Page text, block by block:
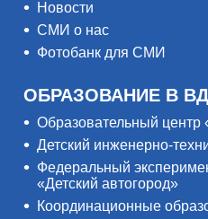
Новости
СМИ о нас
Фотобанк для СМИ
ОБРАЗОВАНИЕ В
Образовательный центр
Детский инженерно-
Федеральный
«Детский автогород»
Координационные